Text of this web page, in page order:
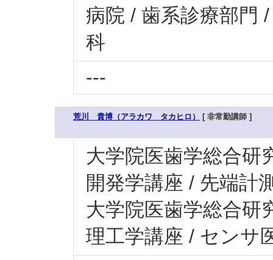
病院 / 歯系診療部門
科
---
荒川 貴博（アラカワ タカヒロ） [ 非常勤講師 ]
大学院医歯学総合研
開発学講座 / 先端計
大学院医歯学総合研
理工学講座 / センサ